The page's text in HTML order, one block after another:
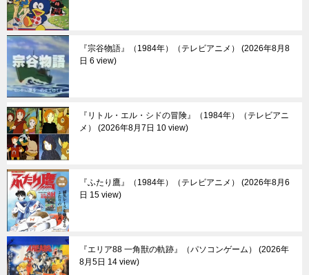
『宗谷物語』（1984年）（テレビアニメ）
2026年8月8
日 6 view
『リトル・エル・シドの冒険』（1984年）（テレビアニ
メ）
2026年8月7日 10 view
『ふたり鷹』（1984年）（テレビアニメ）
2026年8月6
日 15 view
『エリア88 一角獣の軌跡』（パソコンゲーム）
2026年
8月5日 14 view